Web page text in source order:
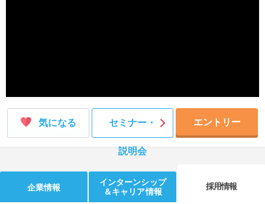
気になる セミナー・
説明会
エントリー
企業情報
インターンシップ
＆キャリア情報
採用情報